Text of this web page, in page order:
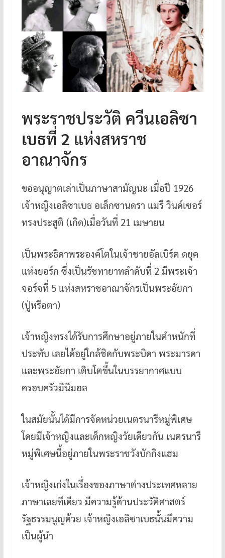
พระราชประวัติ ควีนเอลิซา
เบธที่ 2 แห่งสหราช
อาณาจักร
ขออนุญาตเล่าเป็นภาษาสามัญนะ เมื่อปี 1926
เจ้าหญิงเอลิซาเบธ อเล็กซานดรา แมรี วินด์เซอร์
ทรงประสูติ (เกิด)เมื่อวันที่ 21 เมษายน
เป็นพระธิดาพระองค์โตในเจ้าชายอัลเบิร์ต ดยุค
แห่งยอร์ก ซึ่งเป็นรัชทายาทลำดับที่ 2 มีพระเจ้า
จอร์จที่ 5 แห่งสหราชอาณาจักรเป็นพระอัยกา
(ปู่หรือตา)
เจ้าหญิงทรงได้รับการศึกษาอยู่ภายในตำหนักที่
ประทับ เลยได้อยู่ใกล้ชิดกับพระบิดา พระมารดา
และพระอัยกา เติบโตขึ้นในบรรยากาศแบบ
ครอบครัวมินิมอล
ในสมัยนั้นได้มีการจัดหน่วยเนตรนารีหมู่พิเศษ
โดยมีเจ้าหญิงและเด็กหญิงวัยเดียวกัน เนตรนารี
หมู่พิเศษนี้อยู่ภายในพระราชวังบักกิงแฮม
เจ้าหญิงเก่งในเรื่องของภาษาต่างประเทศหลาย
ภาษาเลยทีเดียว มีความรู้ด้านประวัติศาสตร์
รัฐธรรมนูญด้วย เจ้าหญิงเอลิซาเบธนั้นมีความ
เป็นผู้นำ